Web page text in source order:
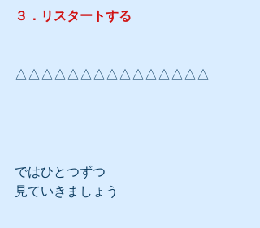
３．リスタートする
△△△△△△△△△△△△△△△
ではひとつずつ
見ていきましょう